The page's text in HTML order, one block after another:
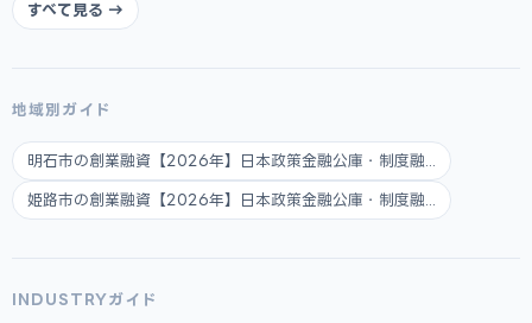
すべて見る →
地域別ガイド
明石市の創業融資【2026年】日本政策金融公庫・制度融...
姫路市の創業融資【2026年】日本政策金融公庫・制度融...
INDUSTRYガイド